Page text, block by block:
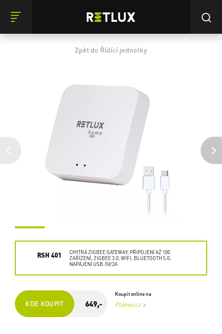
Zpět do Řídící jednotky
RSH 401
CHYTRÁ ZIGBEE GATEWAY, PŘIPOJENÍ AŽ 100
ZAŘÍZENÍ, ZIGBEE 3.0, WIFI, BLUETOOTH 5.0,
NAPÁJENÍ USB-5V/2A
KDE KOUPIT 649,-
Koupit online na
Planeo.cz